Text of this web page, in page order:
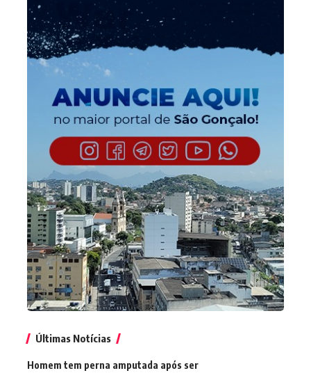
Últimas Notícias
Homem tem perna amputada após ser